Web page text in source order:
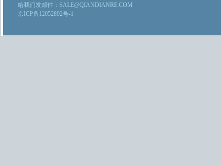
给我们发邮件：SALE@QIANDIANRE.COM
京ICP备12052892号-1